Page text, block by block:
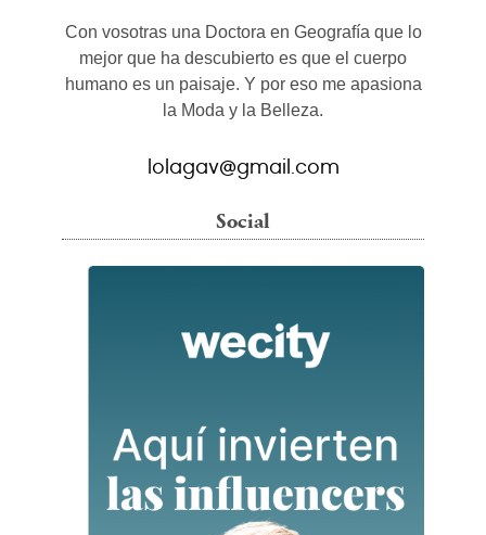
Con vosotras una Doctora en Geografía que lo
mejor que ha descubierto es que el cuerpo
humano es un paisaje. Y por eso me apasiona
la Moda y la Belleza.
lolagav@gmail.com
Social